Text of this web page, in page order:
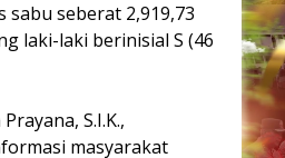
seberat 2,919,73
laki-laki berinisial S (46
S.I.K.,
masyarakat